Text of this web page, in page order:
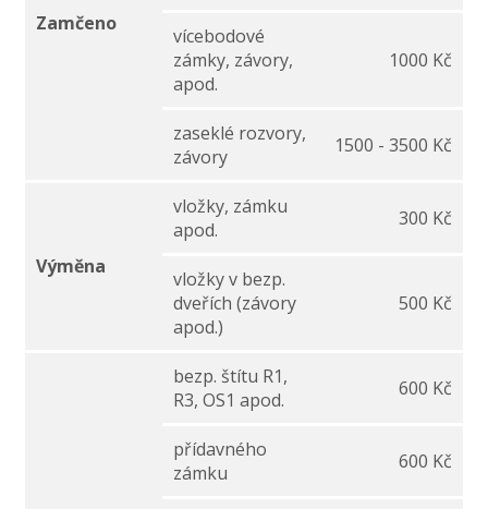
Zamčeno
vícebodové
zámky, závory,
apod.
1000 Kč
zaseklé rozvory,
závory
1500 - 3500 Kč
Výměna
vložky, zámku
apod.
300 Kč
vložky v bezp.
dveřích (závory
apod.)
500 Kč
bezp. štítu R1,
R3, OS1 apod.
600 Kč
přídavného
zámku
600 Kč